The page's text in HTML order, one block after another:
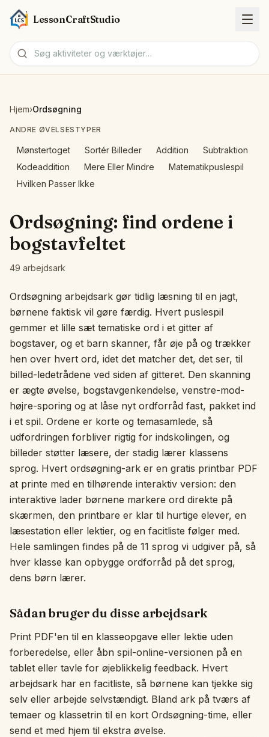
LessonCraftStudio
Aktiviteter
Værktøjer
Sprog
Arbejdsark-generatorer
Sprog: Dansk
Log ind
Tilmeld
Hjem›Ordsøgning
ANDRE ØVELSESTYPER
Mønstertoget Sortér Billeder Addition
Subtraktion
Kodeaddition
Mere Eller Mindre
Matematikpuslespil
Hvilken Passer Ikke
Ordsøgning: find ordene i
bogstavfeltet
49 arbejdsark
Ordsøgning arbejdsark gør tidlig læsning til en jagt,
børnene faktisk vil gøre færdig. Hvert puslespil
gemmer et lille sæt tematiske ord i et gitter af
bogstaver, og et barn skanner, får øje på og trækker
hen over hvert ord, idet det matcher det, det ser, til
billed-ledetrådene ved siden af gitteret. Den skanning
er ægte øvelse, bogstavgenkendelse, venstre-mod-
højre-sporing og at låse nyt ordforråd fast, pakket ind
i et spil. Ordene er korte og temasamlede, så
udfordringen forbliver rigtig for indskolingen, og
billeder støtter læsere, der stadig lærer klassens
sprog. Hvert ordsøgning-ark er en gratis printbar PDF
at printe med en tilhørende interaktiv version: den
interaktive lader børnene markere ord direkte på
skærmen, den printbare er klar til hurtige elever, en
læsestation eller lektier, og en facitliste følger med.
Hele samlingen findes på de 11 sprog vi udgiver på, så
hver klasse kan opbygge ordforråd på det sprog,
dens børn lærer.
Sådan bruger du disse arbejdsark
Print PDF'en til en klasseopgave eller lektie uden
forberedelse, eller åbn spil-online-versionen på en
tablet eller tavle for øjeblikkelig feedback. Hvert
arbejdsark har en facitliste, så børnene kan tjekke sig
selv eller arbejde selvstændigt. Bland ark på tværs af
temaer og klassetrin til en kort Ordsøgning-time, eller
send et med hjem til ekstra øvelse.